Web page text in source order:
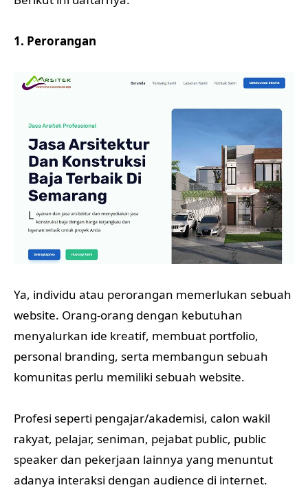
1. Perorangan
Ya, individu atau perorangan memerlukan sebuah
website. Orang-orang dengan kebutuhan
menyalurkan ide kreatif, membuat portfolio,
personal branding, serta membangun sebuah
komunitas perlu memiliki sebuah website.
Profesi seperti pengajar/akademisi, calon wakil
rakyat, pelajar, seniman, pejabat public, public
speaker dan pekerjaan lainnya yang menuntut
adanya interaksi dengan audience di internet.